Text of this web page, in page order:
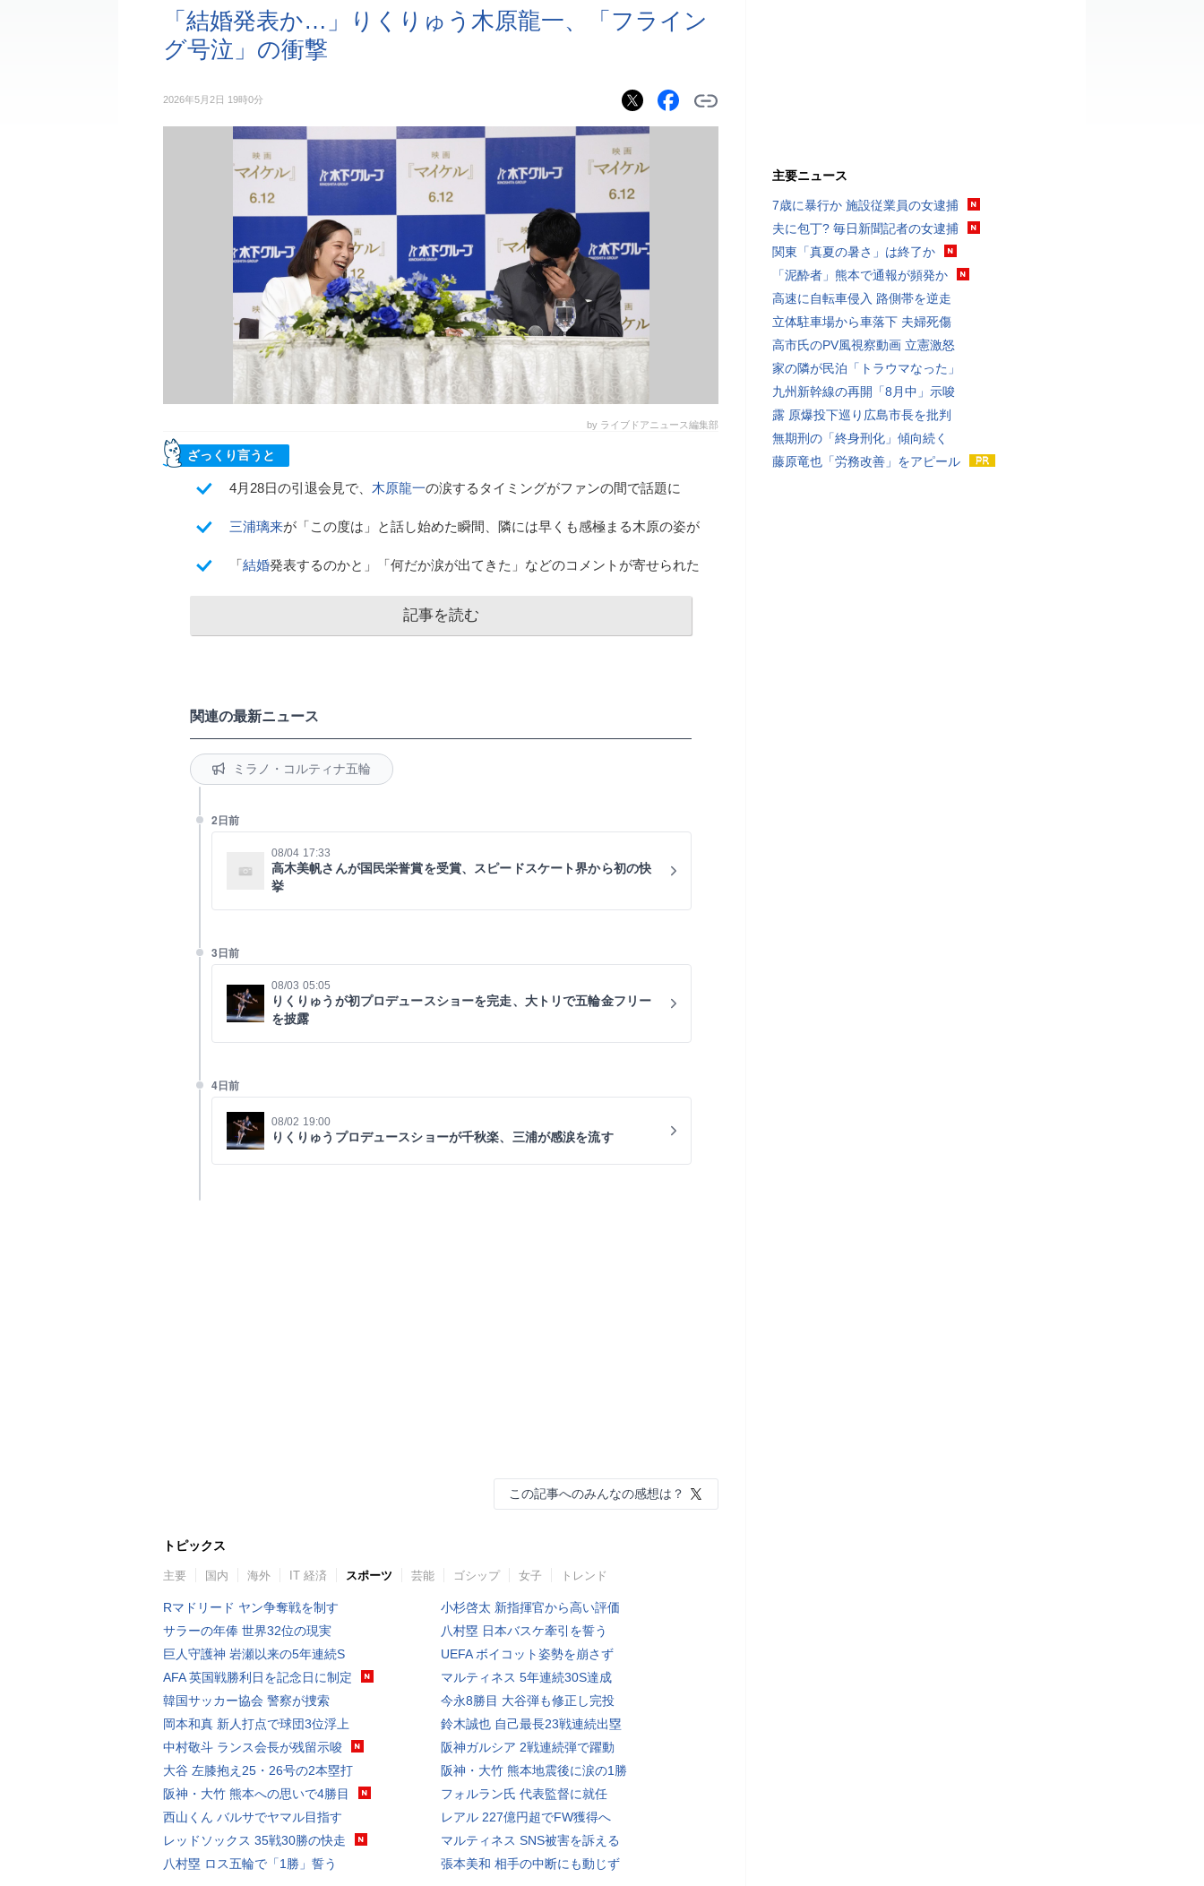
「結婚発表か…」りくりゅう木原龍一、「フライン
グ号泣」の衝撃
2026年5月2日 19時0分
by ライブドアニュース編集部
ざっくり言うと
4月28日の引退会見で、 木原龍一の涙するタイミングがファンの間で話題に
三浦璃来が「この度は」と話し始めた瞬間、隣には早くも感極まる木原の姿が
「結婚発表するのかと」「何だか涙が出てきた」などのコメントが寄せられた
記事を読む
関連の最新ニュース
ミラノ・コルティナ五輪
2日前
08/04 17:33
高木美帆さんが国民栄誉賞を受賞、スピードスケート界から初の快
挙
3日前
08/03 05:05
りくりゅうが初プロデュースショーを完走、大トリで五輪金フリー
を披露
4日前
08/02 19:00
りくりゅうプロデュースショーが千秋楽、三浦が感涙を流す
この記事へのみんなの感想は？
トピックス
主要 国内 海外 IT 経済 スポーツ 芸能 ゴシップ 女子 トレンド
Rマドリード ヤン争奪戦を制す
サラーの年俸 世界32位の現実
巨人守護神 岩瀬以来の5年連続S
AFA 英国戦勝利日を記念日に制定
韓国サッカー協会 警察が捜索
岡本和真 新人打点で球団3位浮上
中村敬斗 ランス会長が残留示唆
大谷 左膝抱え25・26号の2本塁打
阪神・大竹 熊本への思いで4勝目
西山くん バルサでヤマル目指す
レッドソックス 35戦30勝の快走
八村塁 ロス五輪で「1勝」誓う
小杉啓太 新指揮官から高い評価
八村塁 日本バスケ牽引を誓う
UEFA ボイコット姿勢を崩さず
マルティネス 5年連続30S達成
今永8勝目 大谷弾も修正し完投
鈴木誠也 自己最長23戦連続出塁
阪神ガルシア 2戦連続弾で躍動
阪神・大竹 熊本地震後に涙の1勝
フォルラン氏 代表監督に就任
レアル 227億円超でFW獲得へ
マルティネス SNS被害を訴える
張本美和 相手の中断にも動じず
主要ニュース
7歳に暴行か 施設従業員の女逮捕
夫に包丁? 毎日新聞記者の女逮捕
関東「真夏の暑さ」は終了か
「泥酔者」熊本で通報が頻発か
高速に自転車侵入 路側帯を逆走
立体駐車場から車落下 夫婦死傷
高市氏のPV風視察動画 立憲激怒
家の隣が民泊「トラウマなった」
九州新幹線の再開「8月中」示唆
露 原爆投下巡り広島市長を批判
無期刑の「終身刑化」傾向続く
藤原竜也「労務改善」をアピール